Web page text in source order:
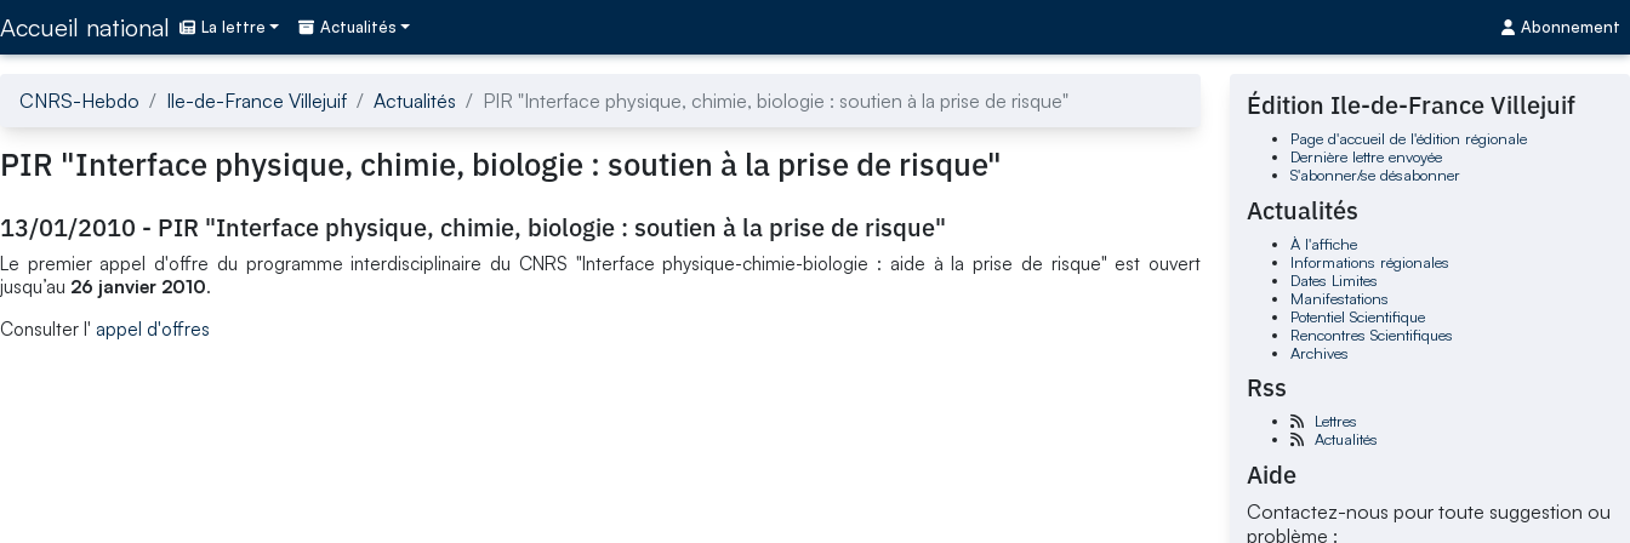
Accueil national La lettre Actualités Abonnement
CNRS-Hebdo Ile-de-France Villejuif Actualités PIR "Interface physique, chimie, biologie : soutien à la prise de risque"
PIR "Interface physique, chimie, biologie : soutien à la prise de risque"
13/01/2010 - PIR "Interface physique, chimie, biologie : soutien à la prise de risque"
Le premier appel d'offre du programme interdisciplinaire du CNRS "Interface physique-chimie-biologie : aide à la prise de risque" est ouvert
jusqu’au 26 janvier 2010.
Consulter l' appel d'offres
Édition Ile-de-France Villejuif
Page d'accueil de l'édition régionale
Dernière lettre envoyée
S'abonner/se désabonner
Actualités
À l'affiche
Informations régionales
Dates Limites
Manifestations
Potentiel Scientifique
Rencontres Scientifiques
Archives
Rss
Lettres
Actualités
Aide
Contactez-nous pour toute suggestion ou
problème :